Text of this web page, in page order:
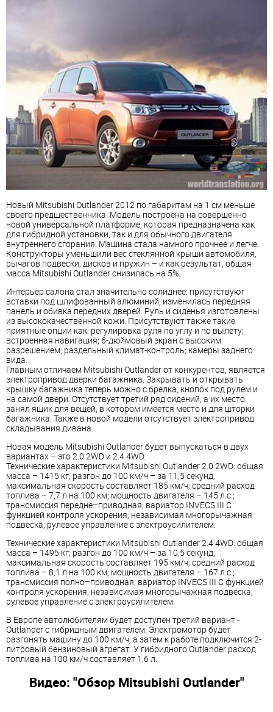
Новый Mitsubishi Outlander 2012 по габаритам на 1 см меньше
своего предшественника. Модель построена на совершенно
новой универсальной платформе, которая предназначена как
для гибридной установки, так и для обычного двигателя
внутреннего сгорания. Машина стала намного прочнее и легче.
Конструкторы уменьшили вес стеклянной крыши автомобиля,
рычагов подвески, дисков и пружин – и как результат, общая
масса Mitsubishi Outlander снизилась на 5%.
Интерьер салона стал значительно солиднее: присутствуют
вставки под шлифованный алюминий, изменилась передняя
панель и обивка передних дверей. Руль и сиденья изготовлены
из высококачественной кожи. Присутствуют также такие
приятные опции как: регулировка руля по углу и по вылету;
встроенная навигация; 6-дюймовый экран с высоким
разрешением; раздельный климат-контроль; камеры заднего
вида.
Главным отличаем Mitsubishi Outlander от конкурентов, является
электропривод дверки багажника. Закрывать и открывать
крышку багажника теперь можно с брелка, кнопок под рулем и
на самой двери. Отсутствует третий ряд сидений, а их место
занял ящик для вещей, в котором имеется место и для шторки
багажника. Также в новой модели отсутствует электропривод
складывания дивана.
Новая модель Mitsubishi Outlander будет выпускаться в двух
вариантах – это 2.0 2WD и 2.4 4WD.
Технические характеристики Mitsubishi Outlander 2.0 2WD: общая
масса – 1415 кг; разгон до 100 км/ч – за 11,5 секунд;
максимальная скорость составляет 185 км/ч; средний расход
топлива – 7,7 л на 100 км; мощность двигателя – 145 л.с.;
трансмиссия передне–приводная; вариатор INVECS III С
функцией контроля ускорения; независимая многорычажная
подвеска; рулевое управление с электроусилителем.
Технические характеристики Mitsubishi Outlander 2.4 4WD: общая
масса – 1495 кг; разгон до 100 км/ч – за 10,5 секунд;
максимальная скорость составляет 195 км/ч; средний расход
топлива – 8,1 л на 100 км; мощность двигателя – 167 л.с.;
трансмиссия полно–приводная; вариатор INVECS III С функцией
контроля ускорения; независимая многорычажная подвеска;
рулевое управление с электроусилителем.
В Европе автолюбителям будет доступен третий вариант -
Outlander с гибридным двигателем. Электромотор будет
разгонять машину до 100 км/ч, а затем к работе подключится 2-
литровый бензиновый агрегат. У гибридного Outlander расход
топлива на 100 км/ч составляет 1,6 л.
Видео: "Обзор Mitsubishi Outlander"